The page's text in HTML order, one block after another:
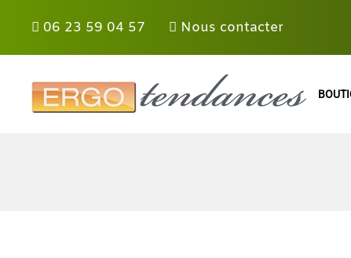
06 23 59 04 57 Nous contacter